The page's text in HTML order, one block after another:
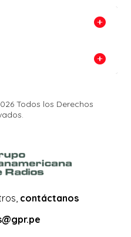
Todos los Derechos
contáctanos